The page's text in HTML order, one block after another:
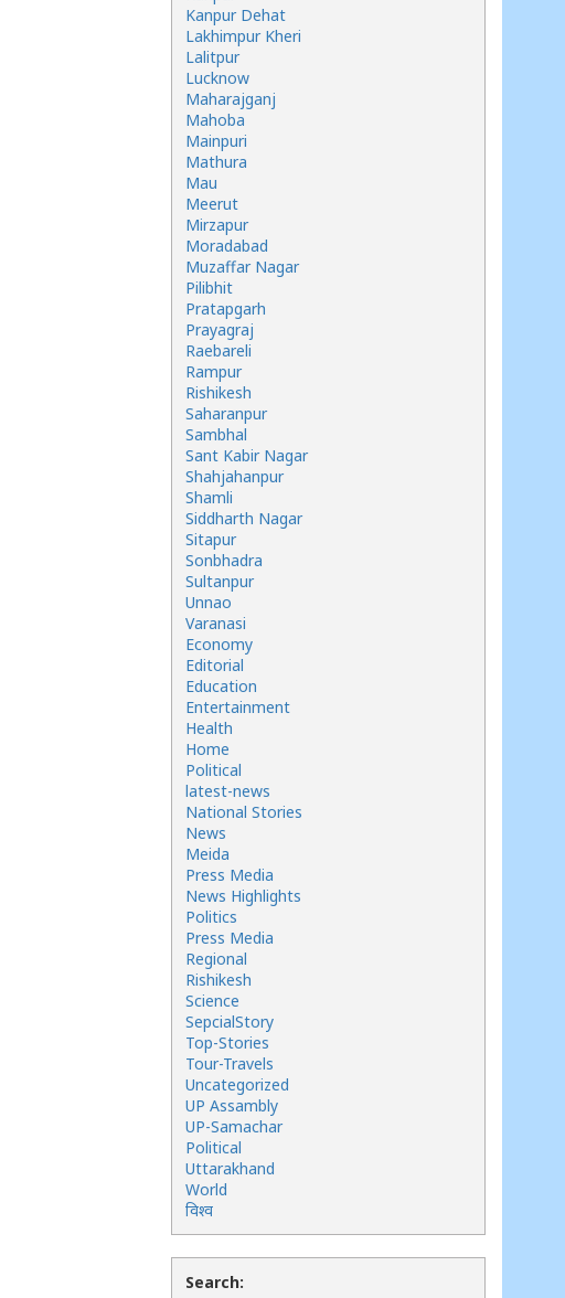
Kanpur Dehat
Lakhimpur Kheri
Lalitpur
Lucknow
Maharajganj
Mahoba
Mainpuri
Mathura
Mau
Meerut
Mirzapur
Moradabad
Muzaffar Nagar
Pilibhit
Pratapgarh
Prayagraj
Raebareli
Rampur
Rishikesh
Saharanpur
Sambhal
Sant Kabir Nagar
Shahjahanpur
Shamli
Siddharth Nagar
Sitapur
Sonbhadra
Sultanpur
Unnao
Varanasi
Economy
Editorial
Education
Entertainment
Health
Home
Political
latest-news
National Stories
News
Meida
Press Media
News Highlights
Politics
Press Media
Regional
Rishikesh
Science
SepcialStory
Top-Stories
Tour-Travels
Uncategorized
UP Assambly
UP-Samachar
Political
Uttarakhand
World
विश्व
Search: